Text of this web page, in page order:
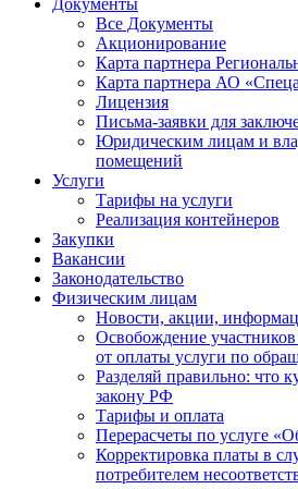
Все Документы
Акционирование
Карта партнера
Карта партнера АО
Лицензия
Письма-заявки для
Юридическим лицам и
помещений
Услуги
Тарифы на услуги
Реализация контейнеров
Закупки
Вакансии
Законодательство
Физическим лицам
Новости, акции,
Освобождение
от оплаты услуги по
Разделяй правильно: что
закону РФ
Тарифы и оплата
Перерасчеты по услуге
Корректировка платы в
потребителем